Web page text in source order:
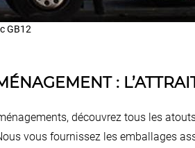
GB12
:
découvrez tous les
vous fournissez les emballages